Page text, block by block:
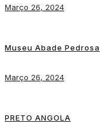
Março 26, 2024
Museu Abade Pedrosa
Março 26, 2024
PRETO ANGOLA